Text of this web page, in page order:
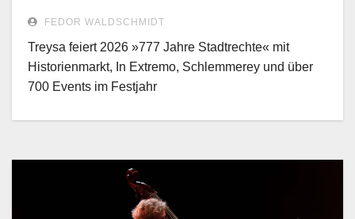
FEDOR WALDSCHMIDT
Treysa feiert 2026 »777 Jahre Stadtrechte« mit
Historienmarkt, In Extremo, Schlemmerey und über
700 Events im Festjahr